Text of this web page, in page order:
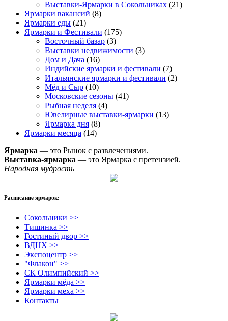
Выставки-Ярмарки в Сокольниках (21)
Ярмарки вакансий (8)
Ярмарки еды (21)
Ярмарки и Фестивали (175)
Восточный базар (3)
Выставки недвижимости (3)
Дом и Дача (16)
Индийские ярмарки и фестивали (7)
Итальянские ярмарки и фестивали (2)
Мёд и Сыр (10)
Московские сезоны (41)
Рыбная неделя (4)
Ювелирные выставки-ярмарки (13)
Ярмарка дня (8)
Ярмарки месяца (14)
Ярмарка — это Рынок с развлечениями.
Выставка-ярмарка — это Ярмарка с претензией.
Народная мудрость
Расписание ярмарок:
Сокольники >>
Тишинка >>
Гостиный двор >>
ВДНХ >>
Экспоцентр >>
"Флакон" >>
СК Олимпийский >>
Ярмарки мёда >>
Ярмарки меха >>
Контакты